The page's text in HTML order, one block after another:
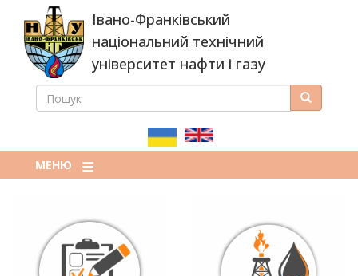
основного
вмісту
Івано-Франківський
національний технічний
університет нафти і газу
ПОШУКОВА
ПОШУК Пошук
МЕНЮ